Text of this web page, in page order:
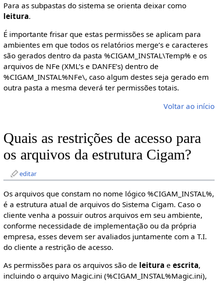
Para as subpastas do sistema se orienta deixar como
leitura.
É importante frisar que estas permissões se aplicam para
ambientes em que todos os relatórios merge’s e caracteres
são gerados dentro da pasta %CIGAM_INSTAL\Temp% e os
arquivos de NFe (XML’s e DANFE’s) dentro de
%CIGAM_INSTAL%NFe\, caso algum destes seja gerado em
outra pasta a mesma deverá ter permissões totais.
Voltar ao início
Quais as restrições de acesso para
os arquivos da estrutura Cigam?
editar
Os arquivos que constam no nome lógico %CIGAM_INSTAL%,
é a estrutura atual de arquivos do Sistema Cigam. Caso o
cliente venha a possuir outros arquivos em seu ambiente,
conforme necessidade de implementação ou da própria
empresa, esses devem ser avaliados juntamente com a T.I.
do cliente a restrição de acesso.
As permissões para os arquivos são de leitura e escrita,
incluindo o arquivo Magic.ini (%CIGAM_INSTAL%Magic.ini),